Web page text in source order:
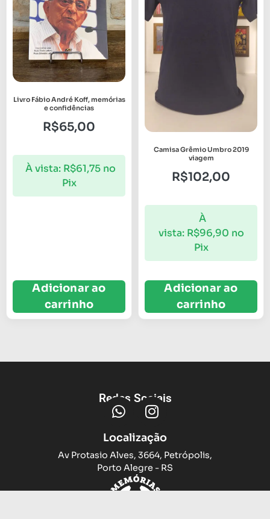
Livro Fábio André Koff, memórias
e confidências
R$65,00
À vista: R$61,75 no
Pix
Adicionar ao
carrinho
Camisa Grêmio Umbro 2019
viagem
R$102,00
À
vista: R$96,90 no
Pix
Adicionar ao
carrinho
Redes Sociais
Localização
Av Protasio Alves, 3664, Petrópolis,
Porto Alegre - RS